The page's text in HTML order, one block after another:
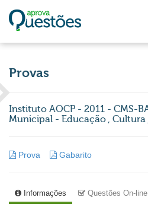
Provas
Instituto AOCP - 2011 - CMS-
Municipal - Educação , Cultura
Prova Gabarito
Informações Questões On-line